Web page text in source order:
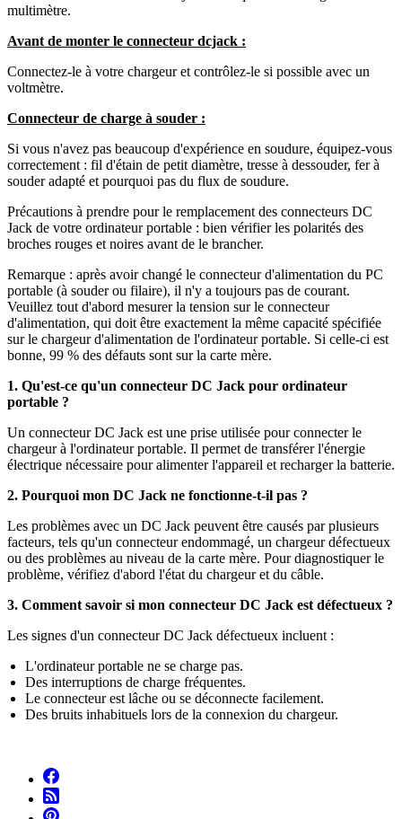
multimètre.
Avant de monter le connecteur dcjack :
Connectez-le à votre chargeur et contrôlez-le si possible avec un
voltmètre.
Connecteur de charge à souder :
Si vous n'avez pas beaucoup d'expérience en soudure, équipez-vous
correctement : fil d'étain de petit diamètre, tresse à dessouder, fer à
souder adapté et pourquoi pas du flux de soudure.
Précautions à prendre pour le remplacement des connecteurs DC
Jack de votre ordinateur portable : bien vérifier les polarités des
broches rouges et noires avant de le brancher.
Remarque : après avoir changé le connecteur d'alimentation du PC
portable (à souder ou filaire), il n'y a toujours pas de courant.
Veuillez tout d'abord mesurer la tension sur le connecteur
d'alimentation, qui doit être exactement la même capacité spécifiée
sur le chargeur d'alimentation de l'ordinateur portable. Si celle-ci est
bonne, 99 % des défauts sont sur la carte mère.
1. Qu'est-ce qu'un connecteur DC Jack pour ordinateur
portable ?
Un connecteur DC Jack est une prise utilisée pour connecter le
chargeur à l'ordinateur portable. Il permet de transférer l'énergie
électrique nécessaire pour alimenter l'appareil et recharger la batterie.
2. Pourquoi mon DC Jack ne fonctionne-t-il pas ?
Les problèmes avec un DC Jack peuvent être causés par plusieurs
facteurs, tels qu'un connecteur endommagé, un chargeur défectueux
ou des problèmes au niveau de la carte mère. Pour diagnostiquer le
problème, vérifiez d'abord l'état du chargeur et du câble.
3. Comment savoir si mon connecteur DC Jack est défectueux ?
Les signes d'un connecteur DC Jack défectueux incluent :
L'ordinateur portable ne se charge pas.
Des interruptions de charge fréquentes.
Le connecteur est lâche ou se déconnecte facilement.
Des bruits inhabituels lors de la connexion du chargeur.